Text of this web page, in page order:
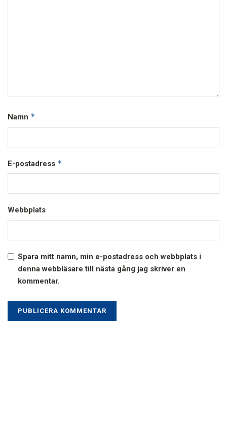
Namn *
E-postadress *
Webbplats
Spara mitt namn, min e-postadress och webbplats i
denna webbläsare till nästa gång jag skriver en
kommentar.